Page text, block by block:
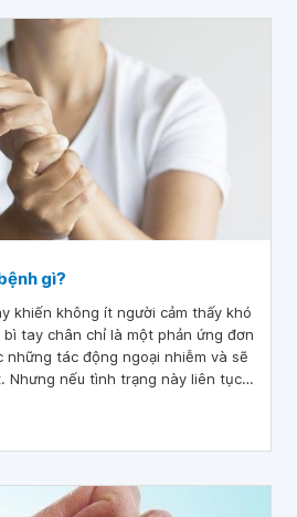
gì?
khiến không ít người cảm thấy khó
tay chân chỉ là một phản ứng đơn
tác động ngoại nhiễm và sẽ
Nhưng nếu tình trạng này liên tục
qua bài viết dưới đây bài viết